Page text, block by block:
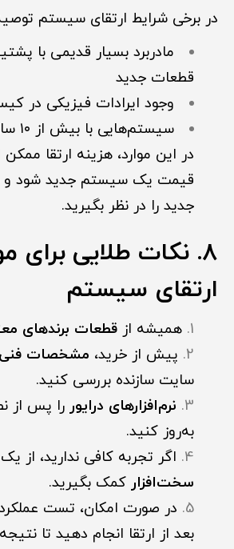
در برخی شرایط ارتقای سیستم
مادربرد بسیار قدیمی با
قطعات جدید
وجود ایرادات فیزیکی در
سیستم‌هایی با بیش از ۱۰ سال عمر
در این موارد، هزینه ارتقا
قیمت یک سیستم جدید شود و
جدید را در نظر بگیرید.
8. نکات طلایی برای
ارتقای سیستم
همیشه از قطعات برندهای
پیش از خرید، مشخصات
سایت سازنده بررسی کنید.
نرم‌افزارهای درایور را پس از
به‌روز کنید.
اگر تجربه کافی ندارید، از یک
سخت‌افزار کمک بگیرید.
در صورت امکان، تست
بعد از ارتقا انجام دهید تا